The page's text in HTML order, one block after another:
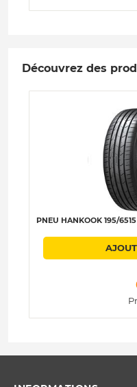
Découvrez des
PNEU HANKOOK 195/